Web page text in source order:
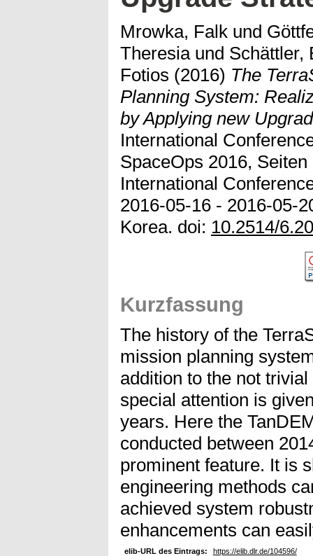
Mrowka, Falk und
Theresiaund Schättler,
Fotios (2016) The
Planning System:
by Applying new
International
SpaceOps 2016,
International
2016-05-16 - 2016-05-
Korea. doi: 10.2514/
Kurzfassung
The history of the
mission planning
addition to the not
special attention is
years. Here the
conducted between
prominent feature. It is
engineering methods
achieved system
enhancements can
elib-URL des Eintrags:
https://elib.dlr.de/104596/